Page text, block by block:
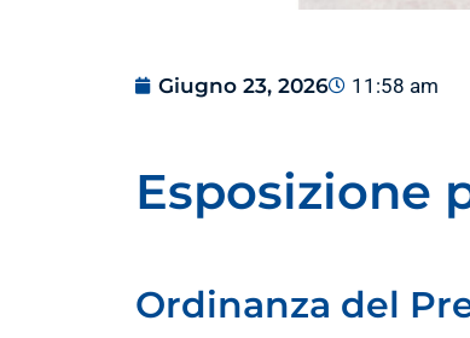
Giugno 23, 2026 11:58 am
Esposizione
Ordinanza del